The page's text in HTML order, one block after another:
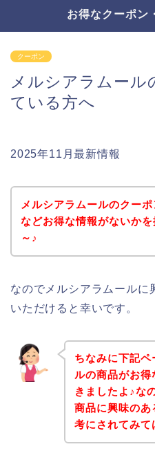
お得なクーポン
クーポン
メルシアラムール
ている方へ
2025年11月最新情報
メルシアラムールのクー
などお得な情報がないか
～♪
なのでメルシアラムールに
いただけると幸いです。
ちなみに下記
ルの商品がお
きましたよ♪な
商品に興味のあ
考にされてみて